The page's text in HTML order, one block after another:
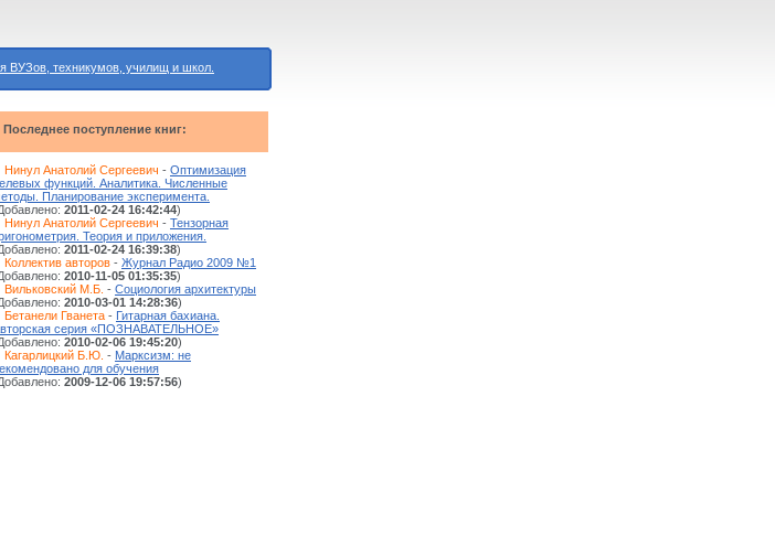
ВУЗов, техникумов, училищ и школ.
Последнее поступление книг:
Нинул Анатолий Сергеевич - Оптимизация
функций. Аналитика. Численные
Планирование эксперимента.
2011-02-24 16:42:44)
Нинул Анатолий Сергеевич - Тензорная
Теория и приложения.
2011-02-24 16:39:38)
Коллектив авторов - Журнал Радио 2009 №1
2010-11-05 01:35:35)
Вильковский М.Б. - Социология архитектуры
2010-03-01 14:28:36)
Бетанели Гванета - Гитарная бахиана.
серия «ПОЗНАВАТЕЛЬНОЕ»
2010-02-06 19:45:20)
Кагарлицкий Б.Ю. - Марксизм: не
для обучения
2009-12-06 19:57:56)